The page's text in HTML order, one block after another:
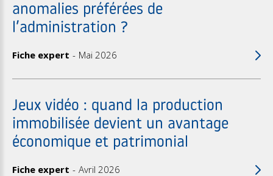
anomalies préférées de
l’administration ?
Fiche expert Mai 2026
Jeux vidéo : quand la production
immobilisée devient un avantage
économique et patrimonial
Fiche expert Avril 2026